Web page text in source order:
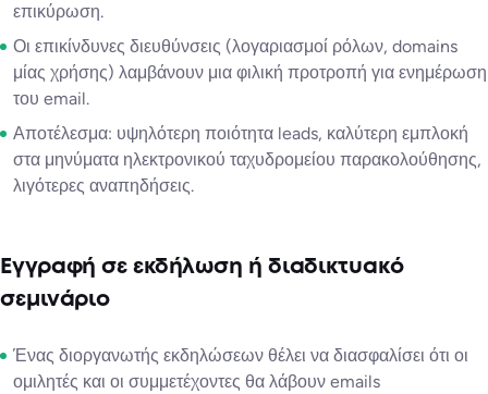
επικύρωση.
Οι επικίνδυνες διευθύνσεις (λογαριασμοί ρόλων, domains
μίας χρήσης) λαμβάνουν μια φιλική προτροπή για ενημέρωση
του email.
Αποτέλεσμα: υψηλότερη ποιότητα leads, καλύτερη εμπλοκή
στα μηνύματα ηλεκτρονικού ταχυδρομείου παρακολούθησης,
λιγότερες αναπηδήσεις.
Εγγραφή σε εκδήλωση ή διαδικτυακό
σεμινάριο
Ένας διοργανωτής εκδηλώσεων θέλει να διασφαλίσει ότι οι
ομιλητές και οι συμμετέχοντες θα λάβουν emails